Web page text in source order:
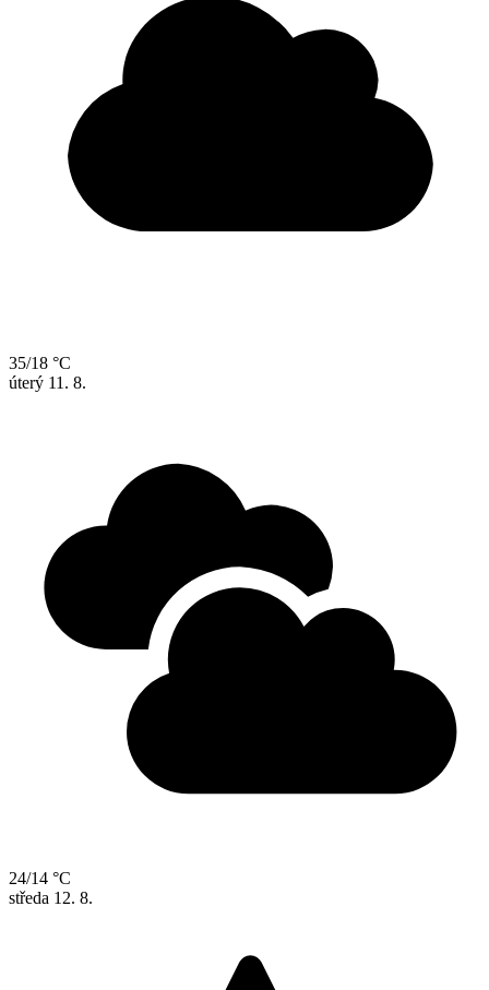
35/18 °C
úterý 11. 8.
24/14 °C
středa 12. 8.